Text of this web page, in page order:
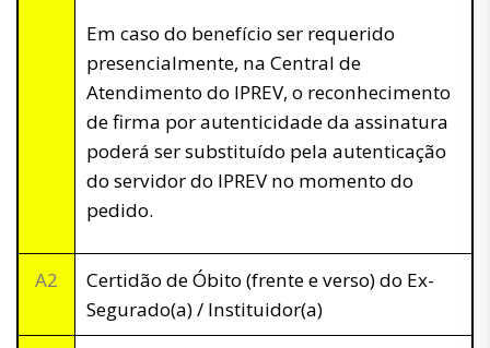
Em caso do benefício ser requerido
presencialmente, na Central de
Atendimento do IPREV, o reconhecimento
de firma por autenticidade da assinatura
poderá ser substituído pela autenticação
do servidor do IPREV no momento do
pedido.
A2
Certidão de Óbito (frente e verso) do Ex-
Segurado(a) / Instituidor(a)